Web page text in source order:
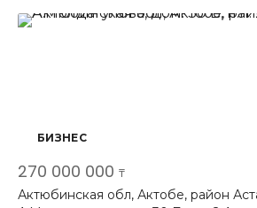
БИЗНЕС
270 000 000 ₸
Актюбинская обл, Актобе, район